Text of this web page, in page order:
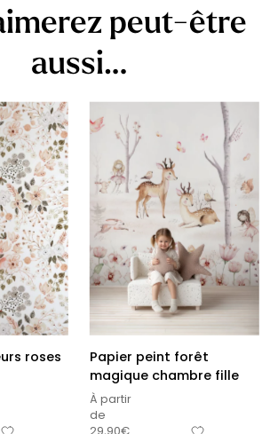
peut-être
aussi…
roses
Papier peint forêt
magique chambre fille
À partir
de
29,90€